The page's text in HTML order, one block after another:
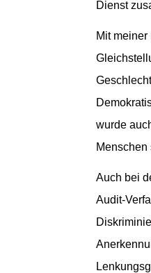
Dienst
Mit
wurde
Menschen
Auch bei
Audit-